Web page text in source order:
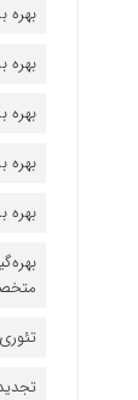
بهره
بهره
بهره
بهره
بهره